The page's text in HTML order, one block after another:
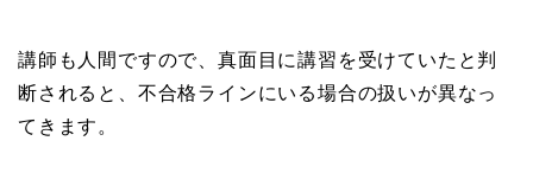
講師も人間ですので、真面目に講習を受けていたと判
断されると、不合格ラインにいる場合の扱いが異なっ
てきます。